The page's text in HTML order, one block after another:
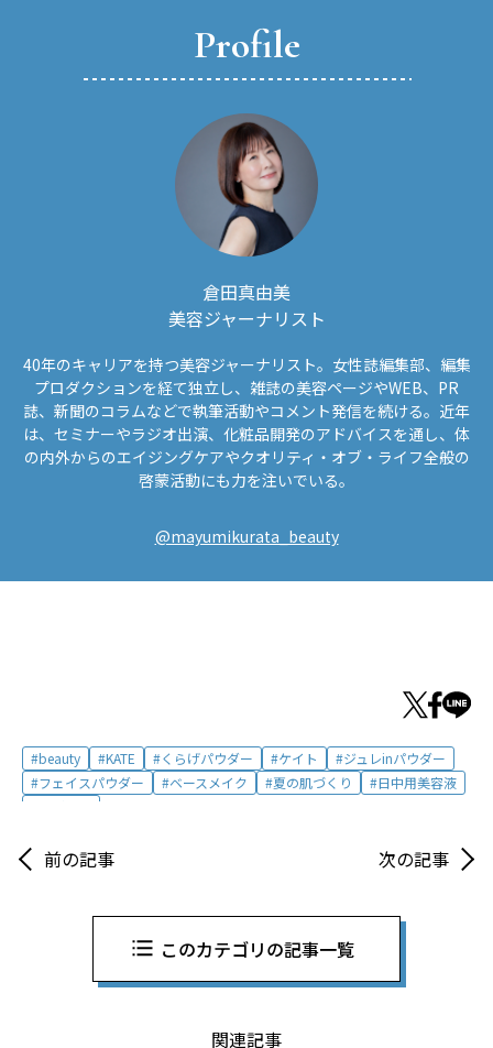
Profile
倉田真由美
美容ジャーナリスト
40年のキャリアを持つ美容ジャーナリスト。女性誌編集部、編集
プロダクションを経て独立し、雑誌の美容ページやWEB、PR
誌、新聞のコラムなどで執筆活動やコメント発信を続ける。近年
は、セミナーやラジオ出演、化粧品開発のアドバイスを通し、体
の内外からのエイジングケアやクオリティ・オブ・ライフ全般の
啓蒙活動にも力を注いでいる。
@mayumikurata_beauty
beauty KATE くらげパウダー ケイト
ジュレinパウダー
フェイスパウダー
ベースメイク 夏の肌づくり
日中用美容液
前の記事 次の記事
このカテゴリの記事一覧
関連記事